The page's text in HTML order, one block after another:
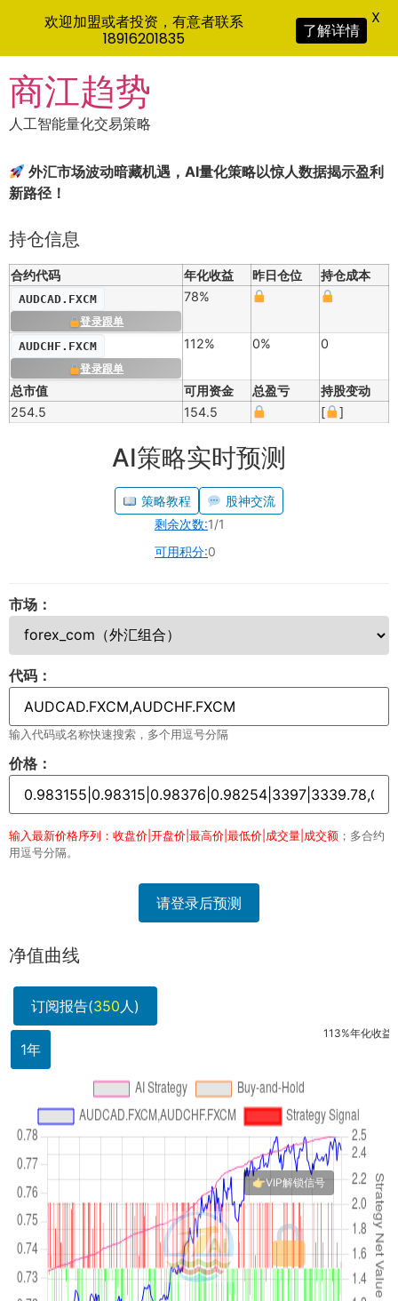
to
content
商江趋势
人工智能量化交易策略
外汇市场波动暗藏机遇，AI量化策略以惊人数据揭示盈利
新路径！
持仓信息
合约代码 年化收益 昨日仓位 持仓成本
AUDCAD.FXCM
登录跟单
78%
AUDCHF.FXCM
登录跟单
112% 0% 0
总市值 可用资金 总盈亏
持股变动
254.5
154.5 [ ]
AI策略实时预测
策略教程
股神交流
剩余次数:1/1
可用积分:0
市场：
代码：
输入代码或名称快速搜索，多个用逗号分隔
价格：
输入最新价格序列：收盘价|开盘价|最高价|最低价|成交量|成交额 ；多合约
用逗号分隔。
请登录后预测
净值曲线
订阅报告(350人)
1年
113%年化收益，
欢迎加盟或者投资，有意者联系
18916201835
了解详情
X